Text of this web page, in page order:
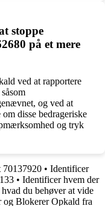
stoppe
på et mere
ved at rapportere
og ved at
disse bedrageriske
og tryk
70137920 • Identificer
• Identificer hvem der
du behøver at vide
og Blokerer Opkald fra